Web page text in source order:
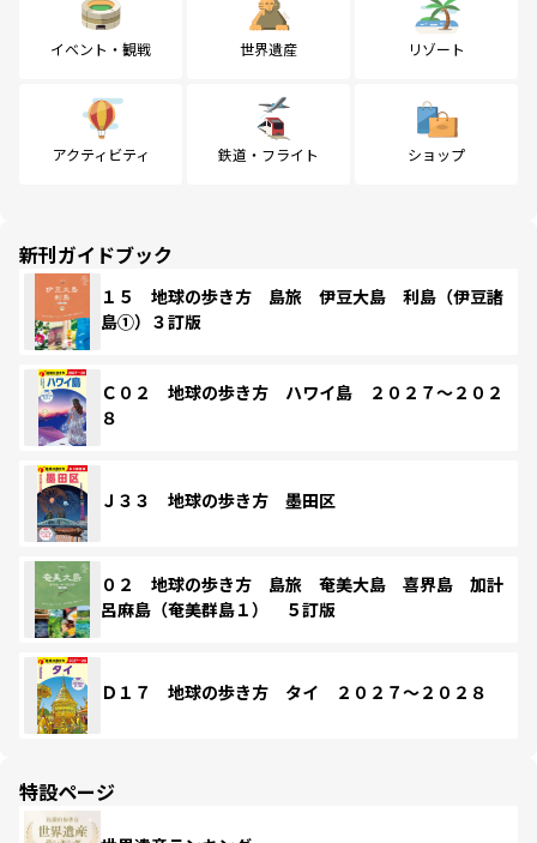
イベント・観戦 世界遺産 リゾート
アクティビティ 鉄道・フライト ショップ
新刊ガイドブック
１５ 地球の歩き方 島旅 伊豆大島 利島（伊豆諸
島①）３訂版
Ｃ０２ 地球の歩き方 ハワイ島 ２０２７～２０２
８
Ｊ３３ 地球の歩き方 墨田区
０２ 地球の歩き方 島旅 奄美大島 喜界島 加計
呂麻島（奄美群島１） ５訂版
Ｄ１７ 地球の歩き方 タイ ２０２７～２０２８
特設ページ